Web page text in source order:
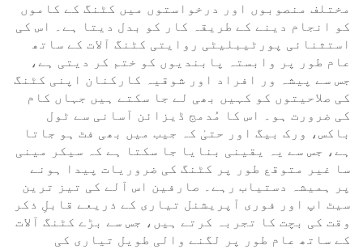
مختلف منصوبوں اور درخواستوں میں کٹنگ کے کاموں
کو انجام دینے کے طریقہ کار کو بدل دیتا ہے۔ اس کی
استثنائی پورٹیبلیٹی روایتی کٹنگ آلات کے ساتھ
عام طور پر وابستہ پابندیوں کو ختم کر دیتی ہے،
جس سے پیشہ ور افراد اور شوقیہ کارکنان اپنی کٹنگ
کی صلاحیتوں کو کہیں بھی لے جا سکتے ہیں جہاں کام
کی ضرورت ہو۔ اس کا مُدمج ڈیزائن آسانی سے ٹول
باکس، ورک بیگ اور حتیٰ کہ جیب میں بھی فٹ ہو جاتا
ہے، جس سے یہ یقینی بنایا جا سکتا ہے کہ سیکر مینی
سا غیر متوقع طور پر کٹنگ کی ضروریات پیدا ہونے
پر ہمیشہ دستیاب رہے۔ صارفین اس آلے کی تیز ترین
سیٹ اپ اور فوری آپریشنل تیاری کے ذریعے قابلِ ذکر
وقت کی بچت کا تجربہ کرتے ہیں، جس سے بڑے کٹنگ آلات
کے ساتھ عام طور پر لگنے والی طویل تیاری کی